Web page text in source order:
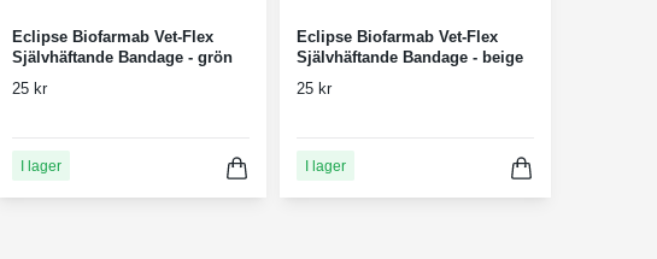
Eclipse Biofarmab Vet-Flex
Självhäftande Bandage - grön
25 kr
I lager
Eclipse Biofarmab Vet-Flex
Självhäftande Bandage - beige
25 kr
I lager